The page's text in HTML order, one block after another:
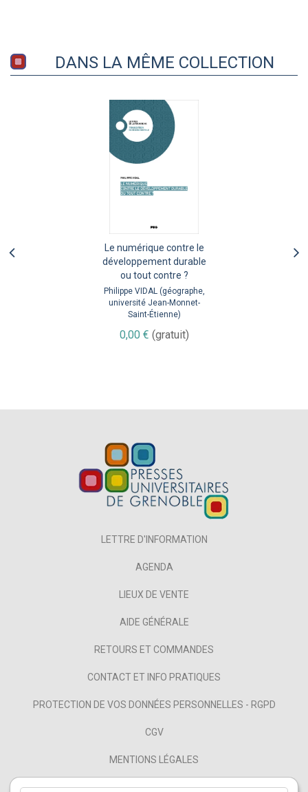
DANS LA MÊME COLLECTION
Le numérique contre le
développement durable
ou tout contre ?
Philippe VIDAL (géographe,
université Jean-Monnet-
Saint-Étienne)
0,00 € (gratuit)
LETTRE D'INFORMATION
AGENDA
LIEUX DE VENTE
AIDE GÉNÉRALE
RETOURS ET COMMANDES
CONTACT ET INFO PRATIQUES
PROTECTION DE VOS DONNÉES PERSONNELLES - RGPD
CGV
MENTIONS LÉGALES
NOS PARTENAIRES